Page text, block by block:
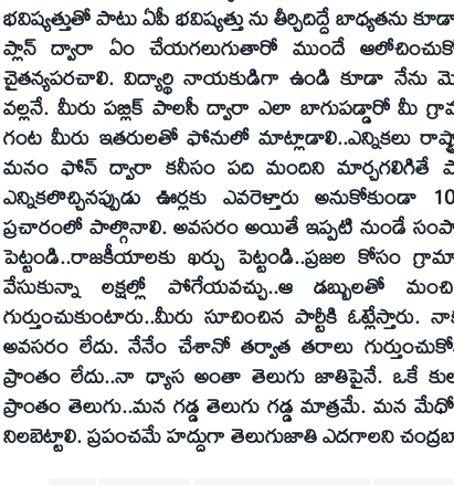
భవిష్యత్తుతో పాటు ఏపీ భవిష్యత్తు ను తీర్చిదిద్దే బాధ్యతను
ప్లాన్‌ ద్వారా ఏం చేయగలుగుతారో ముందే
చైతన్యపరచాలి. విద్యార్థి నాయకుడిగా ఉండి కూడా
వల్లనే. మీరు పబ్లిక్‌ పాలసీ ద్వారా ఎలా బాగుపడ్డారో మీ
గంట మీరు ఇతరులతో ఫోనులో మాట్లాడాలి..ఎన్నికలు
మనం ఫోన్‌ ద్వారా కనీసం పది మందిని మార్చగలిగితే
ఎన్నికలొచ్చినప్పుడు ఊర్లకు ఎవరెళ్తారు అనుకోకుండా
ప్రచారంలో పాల్గొనాలి. అవసరం అయితే ఇప్పటి నుండే
పెట్టండి..రాజకీయాలకు ఖర్చు పెట్టండి..ప్రజల కోసం
వేసుకున్నా లక్షల్లో పోగేయవచ్చు..ఆ డబ్బులతో
గుర్తుంచుకుంటారు..మీరు సూచించిన పార్టీకి ఓట్లేస్తారు.
అవసరం లేదు. నేనేం చేశానో తర్వాత తరాలు
ప్రాంతం లేదు..నా ధ్యాస అంతా తెలుగు జాతిపైనే. ఒకే
ప్రాంతం తెలుగు..మన గడ్డ తెలుగు గడ్డ మాత్రమే. మన
నిలబెట్టాలి. ప్రపంచమే హద్దుగా తెలుగుజాతి ఎదగాలని